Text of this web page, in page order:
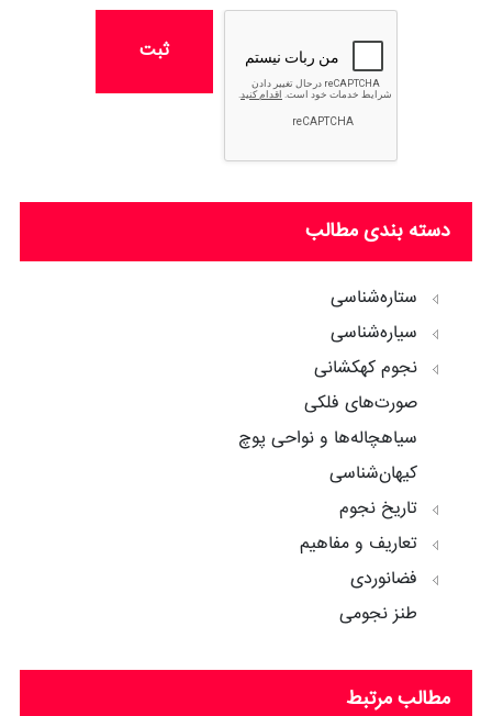
ثبت
دسته بندی مطالب
ستاره‌شناسی
سیاره‌شناسی
نجوم کهکشانی
صورت‌های فلکی
سیاهچاله‌ها و نواحی پوچ
کیهان‌شناسی
تاریخ نجوم
تعاریف و مفاهیم
فضانوردی
طنز نجومی
مطالب مرتبط